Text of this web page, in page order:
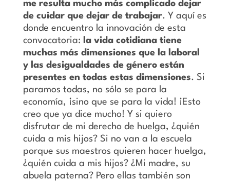
me resulta mucho más complicado dejar
de cuidar que dejar de trabajar. Y aquí es
donde encuentro la innovación de esta
convocatoria:
la vida cotidiana tiene
muchas más dimensiones que la laboral
y las desigualdades de género están
presentes en todas estas dimensiones. Si
paramos todas, no sólo se para la
economía, ¡sino que se para la vida! ¡Esto
creo que ya dice mucho! Y si quiero
disfrutar de mi derecho de huelga, ¿quién
cuida a mis hijos? Si no van a la escuela
porque sus maestros quieren hacer huelga,
¿quién cuida a mis hijos? ¿Mi madre, su
abuela paterna? Pero ellas también son